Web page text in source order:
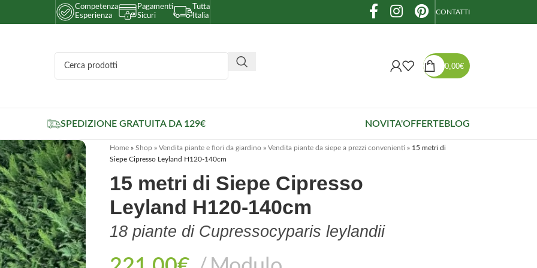
Competenza
Esperienza
Pagamenti
Sicuri
Tutta
Italia
CONTATTI
0,00€
SPEDIZIONE GRATUITA DA 129€ NOVITA'OFFERTEBLOG
Home » Shop » Vendita piante e fiori da giardino » Vendita piante da siepe a prezzi convenienti » 15 metri di
Siepe Cipresso Leyland H120-140cm
15 metri di Siepe Cipresso
Leyland H120-140cm
18 piante di Cupressocyparis leylandii